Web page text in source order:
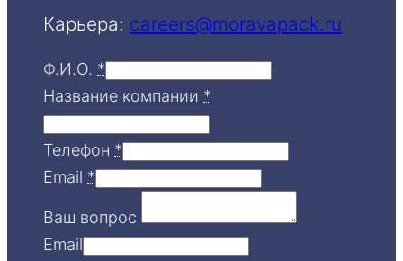
Карьера: careers@moravapack.ru
Ф.И.О. *
Название компании *
Телефон *
Email *
Ваш вопрос
Email